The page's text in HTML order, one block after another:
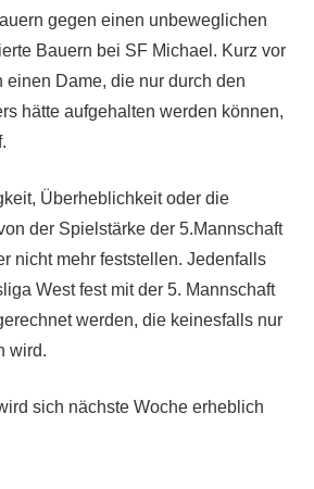
gegen einen unbeweglichen
Bauern bei SF Michael. Kurz vor
Dame, die nur durch den
hätte aufgehalten werden können,
Überheblichkeit oder die
der Spielstärke der 5.Mannschaft
nicht mehr feststellen. Jedenfalls
West fest mit der 5. Mannschaft
werden, die keinesfalls nur
wird.
sich nächste Woche erheblich